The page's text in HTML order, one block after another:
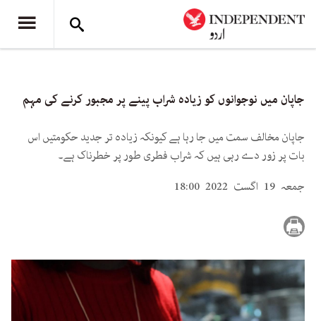
جاپان میں نوجوانوں کو زیادہ شراب پینے پر مجبور کرنے کی مہم
جاپان مخالف سمت میں جا رہا ہے کیونکہ زیادہ تر جدید حکومتیں اس
بات پر زور دے رہی ہیں کہ شراب فطری طور پر خطرناک ہے۔
جمعہ 19 اگست 2022 18:00